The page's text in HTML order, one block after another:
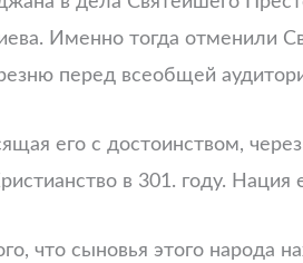
Именно тогда отменили
перед всеобщей
его с достоинством,
в 301. году. Нация
что сыновья этого